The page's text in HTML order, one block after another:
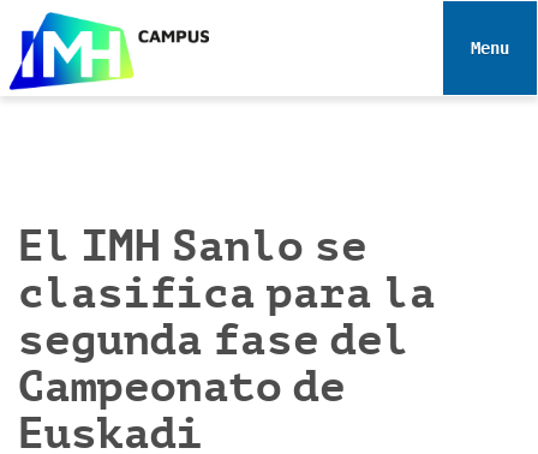
e
Toggle
El IMH Sanlo se
clasifica para la
segunda fase del
Campeonato de
Euskadi